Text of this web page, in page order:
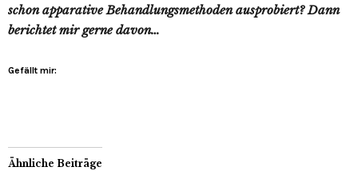
schon apparative Behandlungsmethoden ausprobiert? Dann
berichtet mir gerne davon…
Gefällt mir:
Ähnliche Beiträge